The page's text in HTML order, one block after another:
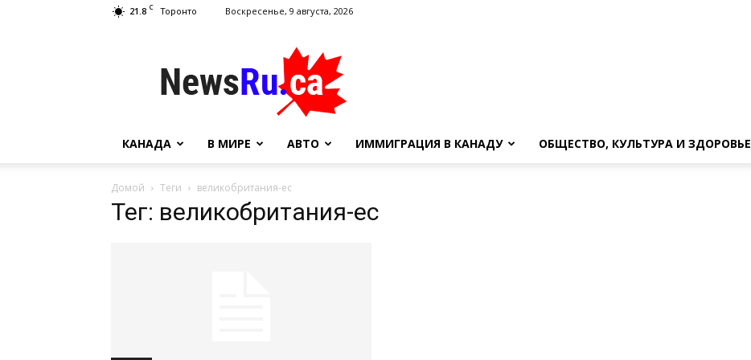
21.8 C Торонто Воскресенье, 9 августа, 2026
NewsRu.Ca
КАНАДА В МИРЕ АВТО ИММИГРАЦИЯ В КАНАДУ ОБЩЕСТВО, КУЛЬТУРА И ЗДОРОВЬЕ
Домой Теги великобритания-ес
Тег: великобритания-ес